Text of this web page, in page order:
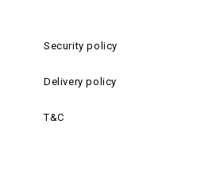
Security policy
Delivery policy
T&C